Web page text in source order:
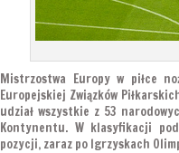
Mistrzostwa Europy w piłce
Europejskiej Związków
udział wszystkie z 53
Kontynentu. W klasyfikacji
pozycji, zaraz po Igrzyskach